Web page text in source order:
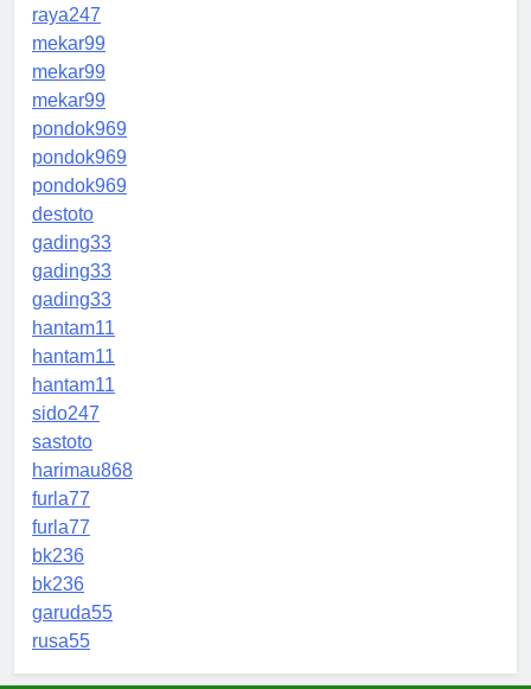
raya247
mekar99
mekar99
mekar99
pondok969
pondok969
pondok969
destoto
gading33
gading33
gading33
hantam11
hantam11
hantam11
sido247
sastoto
harimau868
furla77
furla77
bk236
bk236
garuda55
rusa55